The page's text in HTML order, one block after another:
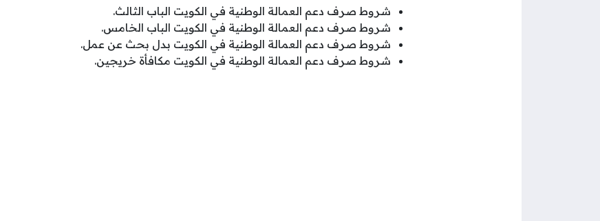
شروط صرف دعم العمالة الوطنية في الكويت الباب الثالث.
شروط صرف دعم العمالة الوطنية في الكويت الباب الخامس.
شروط صرف دعم العمالة الوطنية في الكويت بدل بحث عن عمل.
شروط صرف دعم العمالة الوطنية في الكويت مكافأة خريجين.